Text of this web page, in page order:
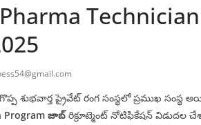
గొప్ప శుభవార్త ప్రైవేట్ రంగ సంస్థలో ప్రముఖ సంస్థ
Program జాబ్రిక్రూట్మెంట్ నోటిఫికేషన్ విడుదల